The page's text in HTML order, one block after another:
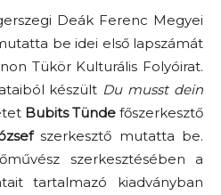
Deák Ferenc Megyei
be idei első lapszámát
Tükör Kulturális Folyóirat.
készült Du musst dein
Bubits Tünde főszerkesztő
szerkesztő mutatta be.
szerkesztésében a
tartalmazó kiadványban